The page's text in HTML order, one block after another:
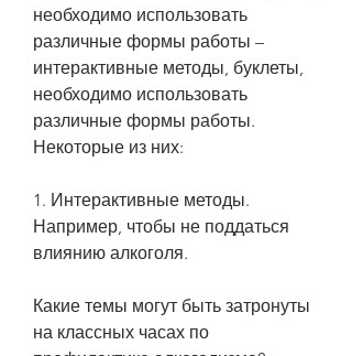
необходимо использовать
различные формы работы –
интерактивные методы, буклеты,
необходимо использовать
различные формы работы.
Некоторые из них:
1. Интерактивные методы.
Например, чтобы не поддаться
влиянию алкоголя.
Какие темы могут быть затронуты
на классных часах по